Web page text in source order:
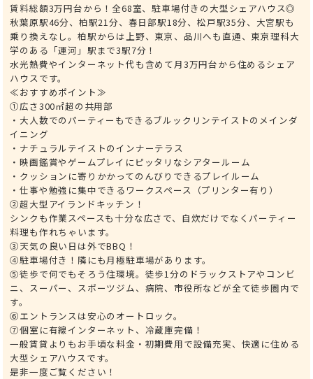
賃料総額3万円台から！全68室、駐車場付きの大型シェアハウス◎
秋葉原駅46分、柏駅21分、春日部駅18分、松戸駅35分、大宮駅も
乗り換えなし。柏駅からは上野、東京、品川へも直通、東京理科大
学のある「運河」駅まで3駅7分！
水光熱費やインターネット代も含めて月3万円台から住めるシェア
ハウスです。
≪おすすめポイント≫
①広さ300㎡超の共用部
・大人数でのパーティーもできるブルックリンテイストのメインダ
イニング
・ナチュラルテイストのインナーテラス
・映画鑑賞やゲームプレイにピッタリなシアタールーム
・クッションに寄りかかってのんびりできるプレイルーム
・仕事や勉強に集中できるワークスペース（プリンター有り）
②超大型アイランドキッチン！
シンクも作業スペースも十分な広さで、自炊だけでなくパーティー
料理も作れちゃいます。
③天気の良い日は外でBBQ！
④駐車場付き！隣にも月極駐車場があります。
⑤徒歩で何でもそろう住環境。徒歩1分のドラックストアやコンビ
ニ、スーパー、スポーツジム、病院、市役所などが全て徒歩圏内で
す。
⑥エントランスは安心のオートロック。
⑦個室に有線インターネット、冷蔵庫完備！
一般賃貸よりもお手頃な料金・初期費用で設備充実、快適に住める
大型シェアハウスです。
是非一度ご覧ください！